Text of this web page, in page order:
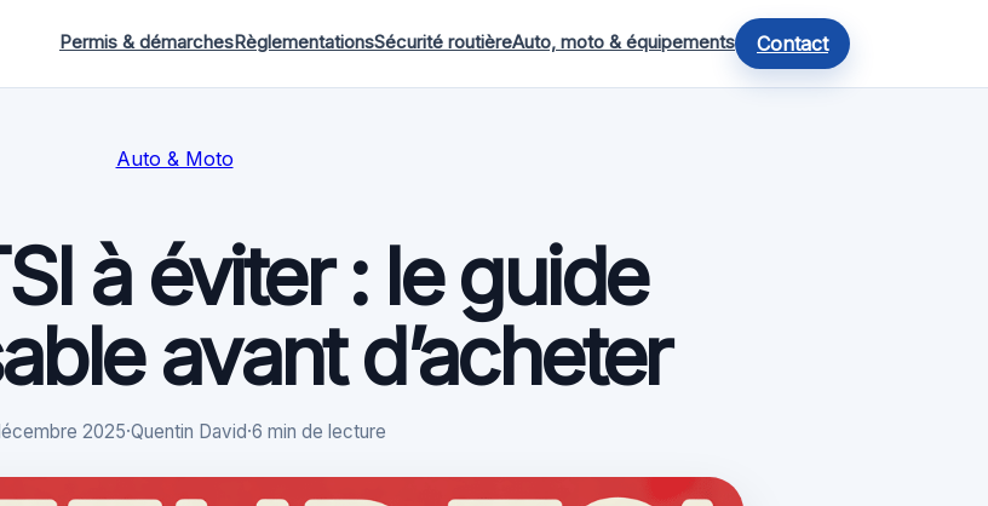
Permis & démarchesRèglementationsSécurité routièreAuto, moto & équipements Contact
Auto & Moto
à éviter : le guide
avant d’acheter
2025·Quentin David·6 min de lecture